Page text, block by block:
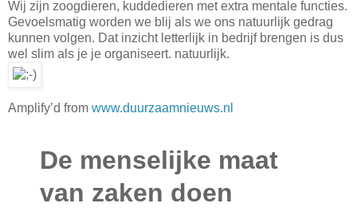
Wij zijn zoogdieren, kuddedieren met extra mentale functies.
Gevoelsmatig worden we blij als we ons natuurlijk gedrag
kunnen volgen. Dat inzicht letterlijk in bedrijf brengen is dus
wel slim als je je organiseert. natuurlijk.
Amplify’d from www.duurzaamnieuws.nl
De menselijke maat
van zaken doen